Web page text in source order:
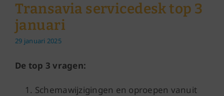
Dossiers
Maatschappijen
Transavia servicedesk top 3
januari
29 januari 2025
De top 3 vragen:
Schemawijzigingen en oproepen vanuit